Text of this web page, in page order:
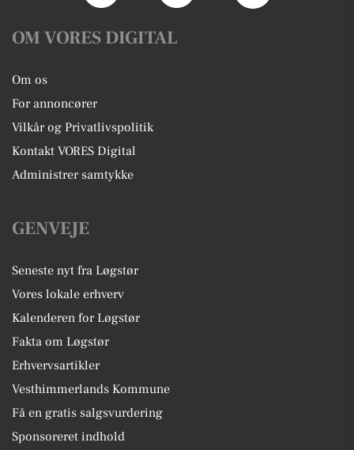
OM VORES DIGITAL
Om os
For annoncører
Vilkår og Privatlivspolitik
Kontakt VORES Digital
Administrer samtykke
GENVEJE
Seneste nyt fra Løgstør
Vores lokale erhverv
Kalenderen for Løgstør
Fakta om Løgstør
Erhvervsartikler
Vesthimmerlands Kommune
Få en gratis salgsvurdering
Sponsoreret indhold